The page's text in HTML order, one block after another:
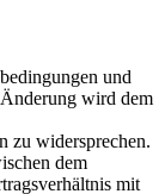
und
wird dem
zu widersprechen.
dem
mit